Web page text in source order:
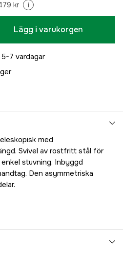
kr i
Lägg i varukorgen
7 vardagar
med
Svivel av rostfritt stål för
stuvning. Inbyggd
Den asymmetriska